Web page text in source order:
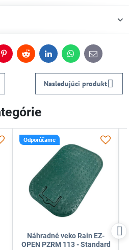
PinterestReddit LinkedInWhatsApp
E-
mail
Nasledujúci produkt
Odporúčame
Náhradné veko Rain EZ-
OPEN PZRM 113 - Standard